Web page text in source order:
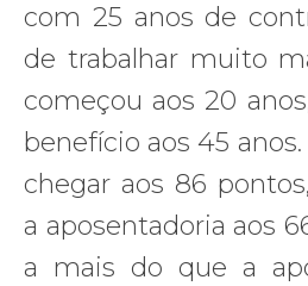
com 25 anos de
de trabalhar muito
começou aos 20
benefício aos 45
chegar aos 86
a aposentadoria aos
a mais do que a